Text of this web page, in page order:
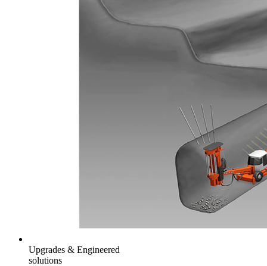
Upgrades & Engineered
solutions